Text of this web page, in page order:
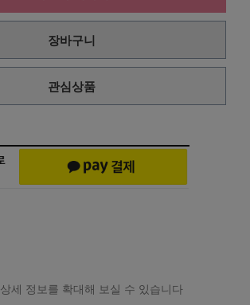
장바구니
관심상품
상세 정보를 확대해 보실 수 있습니다